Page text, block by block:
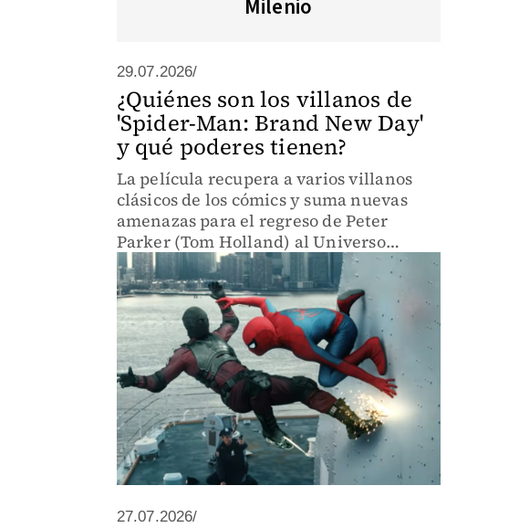
Milenio
29.07.2026/
¿Quiénes son los villanos de
'Spider-Man: Brand New Day'
y qué poderes tienen?
La película recupera a varios villanos
clásicos de los cómics y suma nuevas
amenazas para el regreso de Peter
Parker (Tom Holland) al Universo
Cinematográfico de Marvel.
27.07.2026/